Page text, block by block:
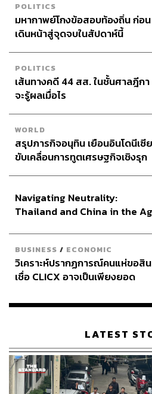
POLITICS
มหากาพย์โกงข้อสอบท้องถิ่น ก่อน
เดินหน้าสู่จุดจบในสัปดาห์นี้
POLITICS
เส้นทางคดี 44 สส. ในชั้นศาลฎีกา
จะรู้ผลเมื่อไร
WORLD
สรุปภารกิจอนุทิน เยือนอินโดนีเซีย
ขับเคลื่อนการทูตเศรษฐกิจเชิงรุก
Navigating Neutrality:
Thailand and China in the
BUSINESS / ECONOMIC
วิเคราะห์ปรากฏการณ์คนแห่ขอสิน
เชื่อ CLICX อาจเป็นเพียงยอด
เรือนไทยที่ถูกซุกไว้
LATEST